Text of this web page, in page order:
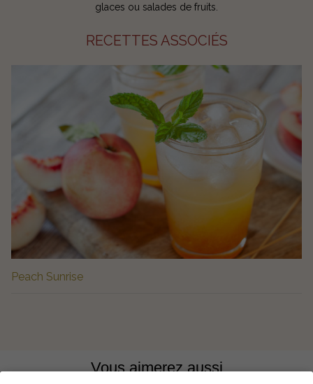
glaces ou salades de fruits.
RECETTES ASSOCIÉS
Peach Sunrise
Vous aimerez aussi